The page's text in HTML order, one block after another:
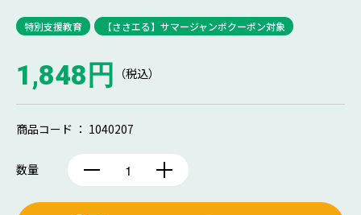
特別支援教育 【ささエる】サマージャンボクーポン対象
1,848円 （税込）
商品コード ： 1040207
数量